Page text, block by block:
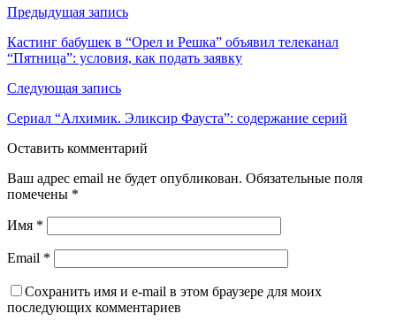
Предыдущая запись
Кастинг бабушек в “Орел и Решка” объявил телеканал
“Пятница”: условия, как подать заявку
Следующая запись
Сериал “Алхимик. Эликсир Фауста”: содержание серий
Оставить комментарий
Ваш адрес email не будет опубликован. Обязательные поля
помечены *
Имя *
Email *
Сохранить имя и e-mail в этом браузере для моих
последующих комментариев